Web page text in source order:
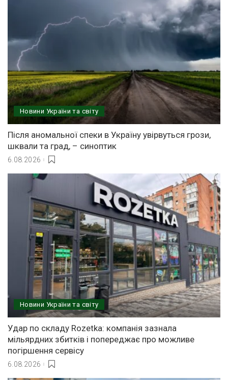
Новини України та світу
Після аномальної спеки в Україну увірвуться грози,
шквали та град, – синоптик
6.08.2026
Новини України та світу
Удар по складу Rozetka: компанія зазнала
мільярдних збитків і попереджає про можливе
погіршення сервісу
6.08.2026